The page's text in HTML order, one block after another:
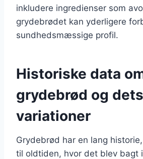
inkludere ingredienser som
grydebrødet kan yderligere
sundhedsmæssige profil.
Historiske data
grydebrød og dets
variationer
Grydebrød har en lang
til oldtiden, hvor det blev bagt